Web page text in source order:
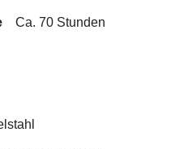
Ca. 70 Stunden